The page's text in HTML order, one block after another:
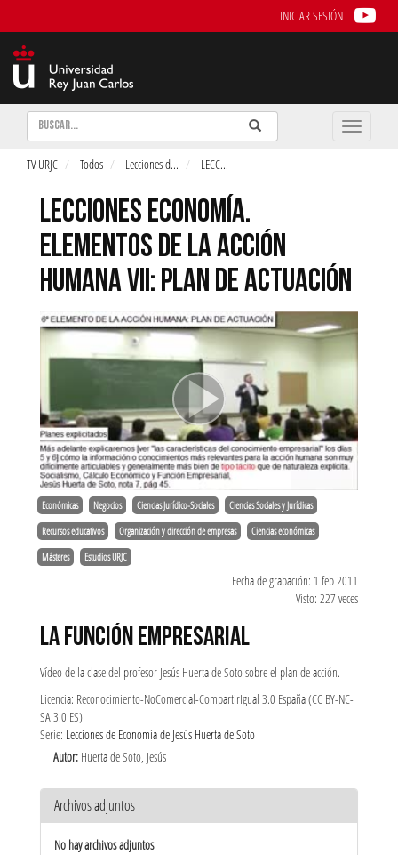
INICIAR SESIÓN
Buscar Enviar
Buscar
Toggle
TV URJC Todos Lecciones d... LECC...
LECCIONES ECONOMÍA.
ELEMENTOS DE LA ACCIÓN
HUMANA VII: PLAN DE ACTUACIÓN
Económicas Negocios Ciencias Jurídico-Sociales Ciencias Sociales y Jurídicas
Recursos educativos Organización y dirección de empresas Ciencias económicas
Másteres Estudios URJC
Fecha de grabación: 1 feb 2011
Visto: 227 veces
LA FUNCIÓN EMPRESARIAL
Vídeo de la clase del profesor Jesús Huerta de Soto sobre el plan de acción.
Licencia: Reconocimiento-NoComercial-CompartirIgual 3.0 España (CC BY-NC-
SA 3.0 ES)
Serie: Lecciones de Economía de Jesús Huerta de Soto
Autor: Huerta de Soto, Jesús
Archivos adjuntos
No hay archivos adjuntos